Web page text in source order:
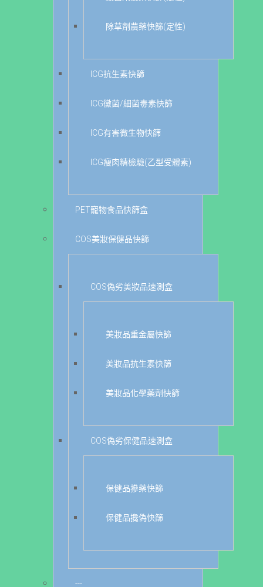
除草劑農藥快篩(定性)
ICG抗生素快篩
ICG黴菌/細菌毒素快篩
ICG有害微生物快篩
ICG瘦肉精檢驗(乙型受體素)
PET寵物食品快篩盒
COS美妝保健品快篩
COS偽劣美妝品速測盒
美妝品重金屬快篩
美妝品抗生素快篩
美妝品化學藥劑快篩
COS偽劣保健品速測盒
保健品摻藥快篩
保健品攙偽快篩
---